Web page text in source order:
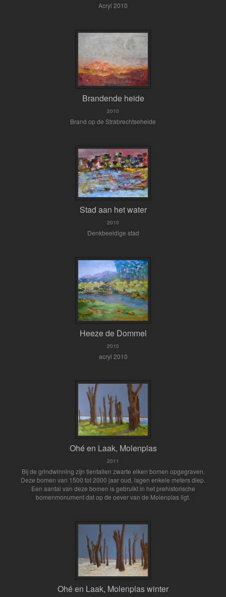
Acryl 2010
Brandende heide
2010
Brand op de Strabrechtseheide
Stad aan het water
2010
Denkbeeldige stad
Heeze de Dommel
2010
acryl 2010
Ohé en Laak, Molenplas
2011
Bij de grindwinning zijn tientallen zwarte eiken bomen opgegraven.
Deze bomen van 1500 tot 2000 jaar oud, lagen enkele meters diep.
Een aantal van deze bomen is gebruikt in het prehistorische
bomenmonument dat op de oever van de Molenplas ligt.
Ohé en Laak, Molenplas winter